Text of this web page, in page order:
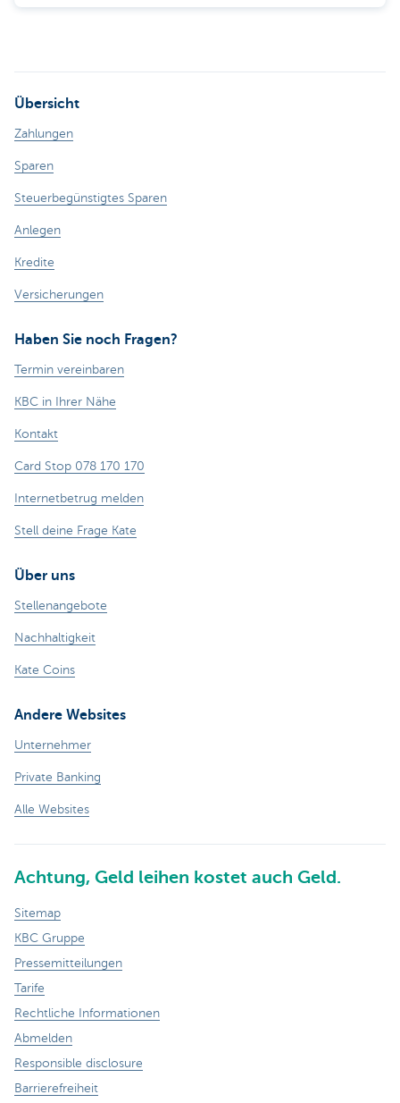
Übersicht
Zahlungen
Sparen
Steuerbegünstigtes Sparen
Anlegen
Kredite
Versicherungen
Haben Sie noch Fragen?
Termin vereinbaren
KBC in Ihrer Nähe
Kontakt
Card Stop 078 170 170
Internetbetrug melden
Stell deine Frage Kate
Über uns
Stellenangebote
Nachhaltigkeit
Kate Coins
Andere Websites
Unternehmer
Private Banking
Alle Websites
Achtung, Geld leihen kostet auch Geld.
Sitemap
KBC Gruppe
Pressemitteilungen
Tarife
Rechtliche Informationen
Abmelden
Responsible disclosure
Barrierefreiheit